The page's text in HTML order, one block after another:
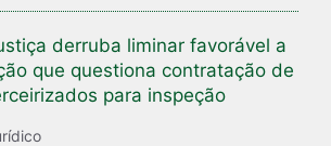
derruba liminar favorável a
que questiona contratação de
para inspeção